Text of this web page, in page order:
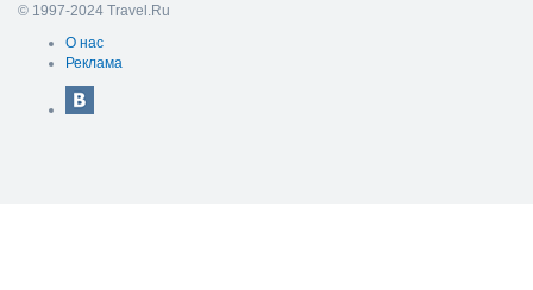
© 1997-2024 Travel.Ru
О нас
Реклама